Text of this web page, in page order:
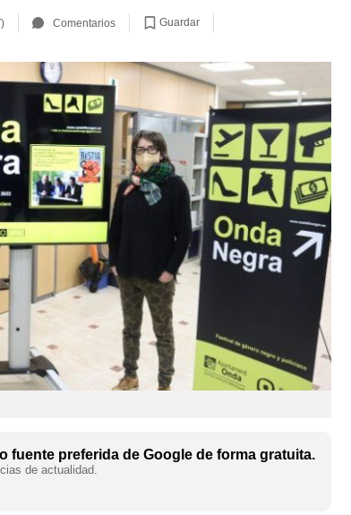
Comentarios Guardar
fuente preferida de Google de forma gratuita.
de actualidad.